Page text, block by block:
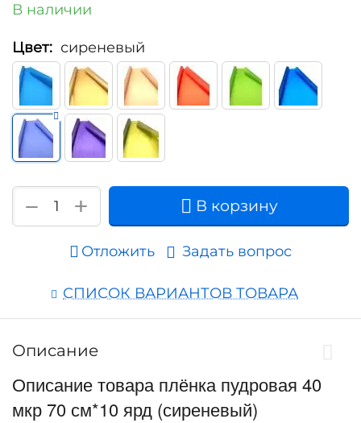
В наличии
Цвет: сиреневый
+
− В корзину
Отложить Задать вопрос
СПИСОК ВАРИАНТОВ ТОВАРА
Описание
Описание товара плёнка пудровая 40
мкр 70 см*10 ярд (сиреневый)